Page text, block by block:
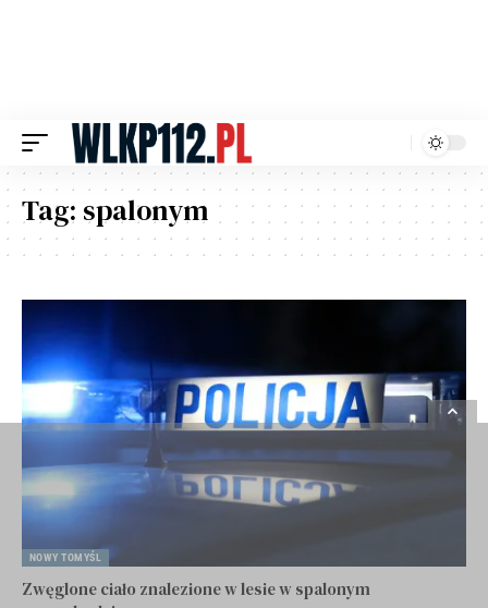
Tag: spalonym
NOWY TOMYŚL
Zwęglone ciało znalezione w lesie w spalonym